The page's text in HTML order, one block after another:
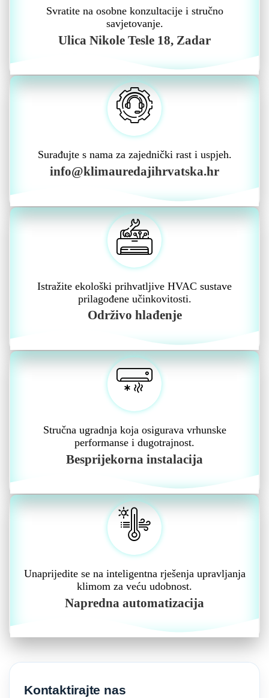
Svratite na osobne konzultacije i stručno
savjetovanje.
Ulica Nikole Tesle 18, Zadar
Surađujte s nama za zajednički rast i uspjeh.
info@klimauredajihrvatska.hr
Istražite ekološki prihvatljive HVAC sustave
prilagođene učinkovitosti.
Održivo hlađenje
Stručna ugradnja koja osigurava vrhunske
performanse i dugotrajnost.
Besprijekorna instalacija
Unaprijedite se na inteligentna rješenja upravljanja
klimom za veću udobnost.
Napredna automatizacija
Kontaktirajte nas